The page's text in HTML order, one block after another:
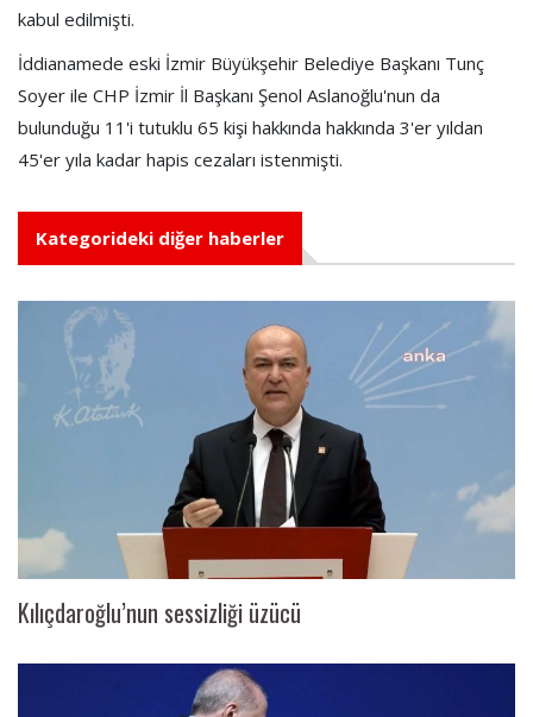
kabul edilmişti.
İddianamede eski İzmir Büyükşehir Belediye Başkanı Tunç
Soyer ile CHP İzmir İl Başkanı Şenol Aslanoğlu'nun da
bulunduğu 11'i tutuklu 65 kişi hakkında hakkında 3'er yıldan
45'er yıla kadar hapis cezaları istenmişti.
Kategorideki diğer haberler
Kılıçdaroğlu’nun sessizliği üzücü